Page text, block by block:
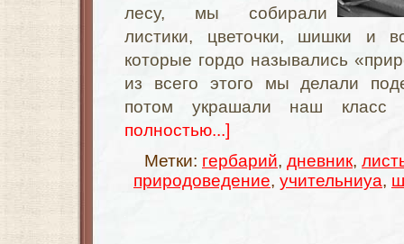
лесу, мы собирали
листики, цветочки, шишки и
которые гордо назывались
из всего этого мы делали
потом украшали наш класс
полностью...]
Метки: гербарий, дневник,
природоведение, учительниуа,